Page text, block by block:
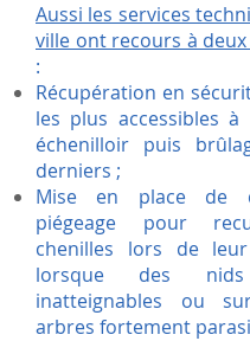
Aussi les services
ville ont recours à
:
Récupération en
les plus accessibles à
échenilloir puis
derniers ;
Mise en place de
piégeage pour
chenilles lors de
lorsque des
inatteignables ou
arbres fortement